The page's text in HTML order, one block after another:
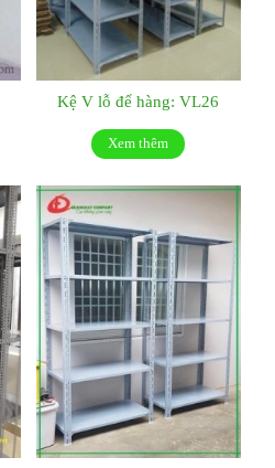
Kệ V lỗ để hàng: VL26
Xem thêm